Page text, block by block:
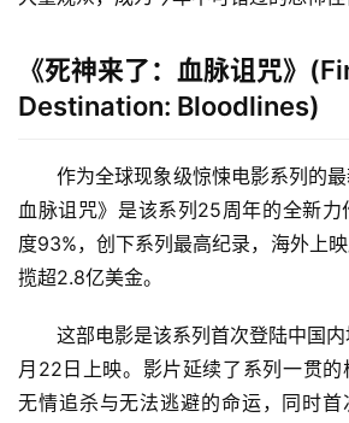
《死神来了：血脉诅咒》
Destination: Bloodlines)
作为全球现象级惊悚电影系列的最
血脉诅咒》是该系列25周年的全新
度93%，创下系列最高纪录，海外上
揽超2.8亿美金。
这部电影是该系列首次登陆中国
月22日上映。影片延续了系列一贯
无情追杀与无法逃避的命运，同时首